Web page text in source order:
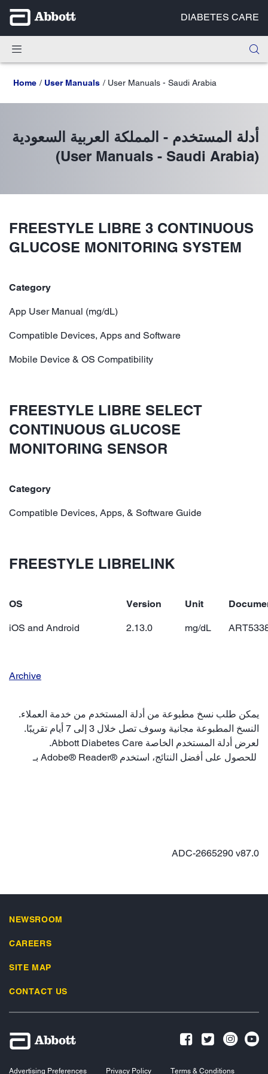
DIABETES CARE
Home User Manuals User Manuals - Saudi Arabia
أدلة المستخدم - المملكة العربية السعودية
(User Manuals - Saudi Arabia)
FREESTYLE LIBRE 3 CONTINUOUS
GLUCOSE MONITORING SYSTEM
Category
App User Manual (mg/dL)
Compatible Devices, Apps and Software
Mobile Device & OS Compatibility
FREESTYLE LIBRE SELECT
CONTINUOUS GLUCOSE
MONITORING SENSOR
Category
Compatible Devices, Apps, & Software Guide
FREESTYLE LIBRELINK
OS Version Unit
iOS and Android 2.13.0 mg/dL
Archive
.يمكن طلب نسخ مطبوعة من أدلة المستخدم من خدمة العملاء
.النسخ المطبوعة مجانية وسوف تصل خلال 3 إلى 7 أيام تقريبًا
.Abbott Diabetes Care لعرض أدلة المستخدم الخاصة
ADC-2665290 v87.0
NEWSROOM
CAREERS
SITE MAP
CONTACT US
Advertising Preferences Privacy Policy Terms & Conditions